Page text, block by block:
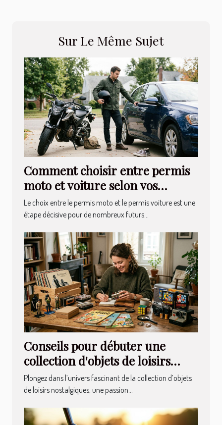
Sur Le Même Sujet
Comment choisir entre permis
moto et voiture selon vos
besoins ?
Le choix entre le permis moto et le permis voiture est une
étape décisive pour de nombreux futurs...
Conseils pour débuter une
collection d'objets de loisirs
nostalgiques
Plongez dans l’univers fascinant de la collection d’objets
de loisirs nostalgiques, une passion...